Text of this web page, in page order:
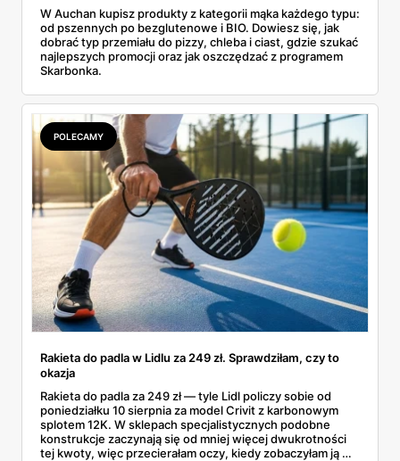
W Auchan kupisz produkty z kategorii mąka każdego typu:
od pszennych po bezglutenowe i BIO. Dowiesz się, jak
dobrać typ przemiału do pizzy, chleba i ciast, gdzie szukać
najlepszych promocji oraz jak oszczędzać z programem
Skarbonka.
POLECAMY
Rakieta do padla w Lidlu za 249 zł. Sprawdziłam, czy to
okazja
Rakieta do padla za 249 zł — tyle Lidl policzy sobie od
poniedziałku 10 sierpnia za model Crivit z karbonowym
splotem 12K. W sklepach specjalistycznych podobne
konstrukcje zaczynają się od mniej więcej dwukrotności
tej kwoty, więc przecierałam oczy, kiedy zobaczyłam ją w